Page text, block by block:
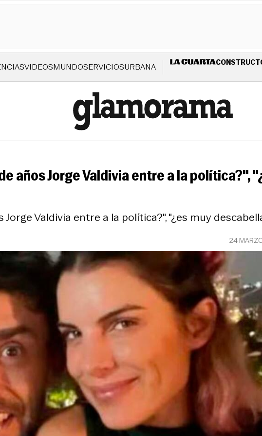
VIDEOSMUNDOSERVICIOSURBANA
años Jorge Valdivia entre a la política?",
Valdivia entre a la política?", "¿es muy
24